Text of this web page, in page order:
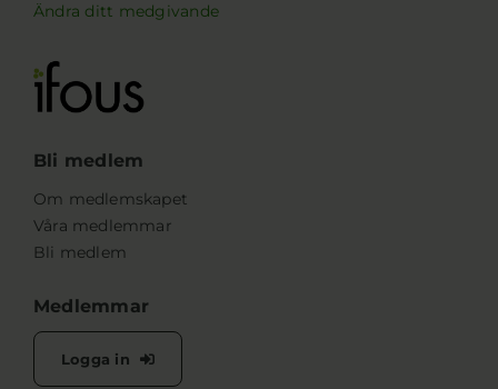
Ändra ditt medgivande
Bli medlem
Om medlemskapet
Våra medlemmar
Bli medlem
Medlemmar
Logga in